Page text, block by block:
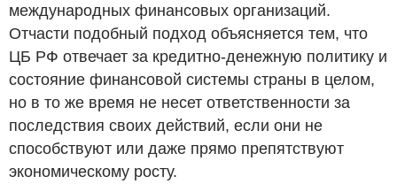
международных финансовых организаций.
Отчасти подобный подход объясняется тем, что
ЦБ РФ отвечает за кредитно-денежную политику и
состояние финансовой системы страны в целом,
но в то же время не несет ответственности за
последствия своих действий, если они не
способствуют или даже прямо препятствуют
экономическому росту.